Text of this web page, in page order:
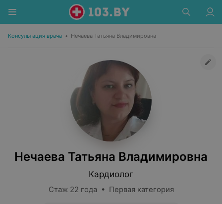
Консультация врача • Нечаева Татьяна Владимировна
Нечаева Татьяна Владимировна
Кардиолог
Стаж 22 года • Первая категория